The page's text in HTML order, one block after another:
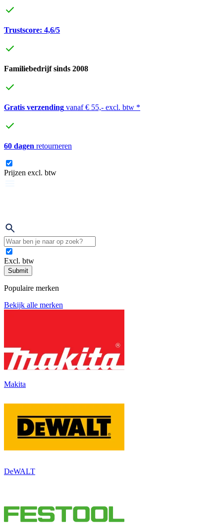
Trustscore: 4,6/5
Familiebedrijf sinds 2008
Gratis verzending vanaf € 55,- excl. btw *
60 dagen retourneren
Prijzen excl. btw
Excl. btw
Submit
Populaire merken
Bekijk alle merken
Makita
DeWALT